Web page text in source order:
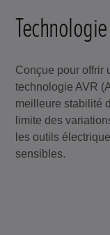
Technologie
Conçue pour offrir
technologie AVR
meilleure stabilité
limite des
les outils
sensibles.